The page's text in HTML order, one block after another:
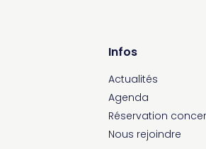
Infos
Actualités
Agenda
Réservation
Nous rejoindre